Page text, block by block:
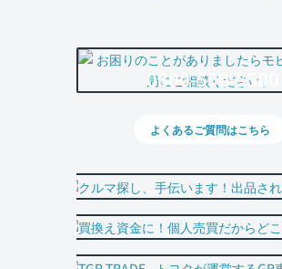
0800-500-5500
よくあるご質問はこちら